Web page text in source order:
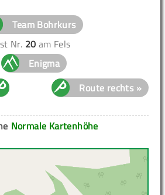
Team Bohrkurs
Nr. 20 am Fels
Enigma
Route rechts »
Normale Kartenhöhe